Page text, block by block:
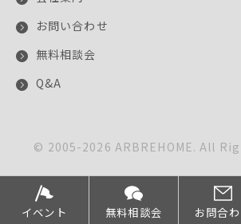
お問い合わせ
無料相談会
Q&A
© 2005-2026 ARBREHOME. All
プライバシーポリシー 利用規約が
イベント 無料相談会 お問合